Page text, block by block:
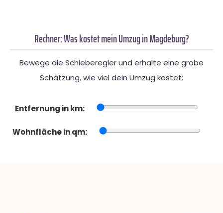
Rechner: Was kostet mein Umzug in Magdeburg?
Bewege die Schieberegler und erhalte eine grobe
Schätzung, wie viel dein Umzug kostet:
Entfernung in km:
Wohnfläche in qm: